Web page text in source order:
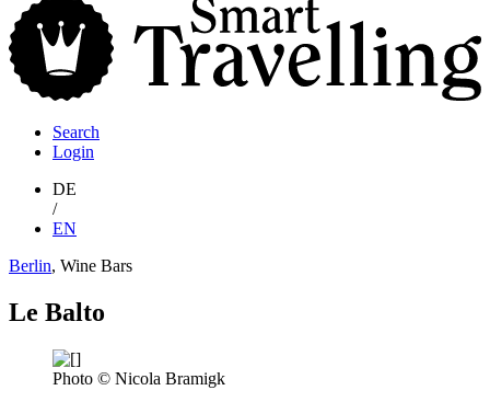
Search
Login
DE
/
EN
Berlin, Wine Bars
Le Balto
Photo © Nicola Bramigk